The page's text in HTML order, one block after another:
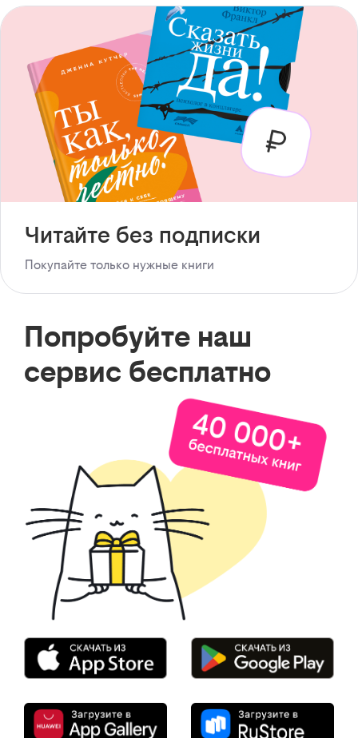
Читайте без подписки
Покупайте только нужные книги
Попробуйте наш
сервис бесплатно